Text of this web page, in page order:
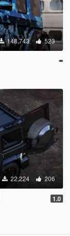
148,743 523
22,224 206
1.0